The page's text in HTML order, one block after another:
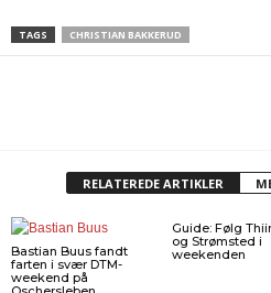
TAGS CHRISTIAN BAKKERUD
RELATEREDE ARTIKLER
Bastian Buus fandt
farten i svær DTM-
weekend på
Guide: Følg
og Strømsted i
weekenden